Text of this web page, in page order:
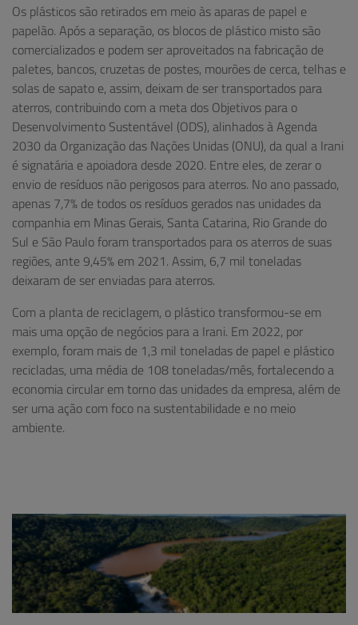
Os plásticos são retirados em meio às aparas de papel e
papelão. Após a separação, os blocos de plástico misto são
comercializados e podem ser aproveitados na fabricação de
paletes, bancos, cruzetas de postes, mourões de cerca, telhas e
solas de sapato e, assim, deixam de ser transportados para
aterros, contribuindo com a meta dos Objetivos para o
Desenvolvimento Sustentável (ODS), alinhados à Agenda
2030 da Organização das Nações Unidas (ONU), da qual a Irani
é signatária e apoiadora desde 2020. Entre eles, de zerar o
envio de resíduos não perigosos para aterros. No ano passado,
apenas 7,7% de todos os resíduos gerados nas unidades da
companhia em Minas Gerais, Santa Catarina, Rio Grande do
Sul e São Paulo foram transportados para os aterros de suas
regiões, ante 9,45% em 2021. Assim, 6,7 mil toneladas
deixaram de ser enviadas para aterros.
Com a planta de reciclagem, o plástico transformou-se em
mais uma opção de negócios para a Irani. Em 2022, por
exemplo, foram mais de 1,3 mil toneladas de papel e plástico
recicladas, uma média de 108 toneladas/mês, fortalecendo a
economia circular em torno das unidades da empresa, além de
ser uma ação com foco na sustentabilidade e no meio
ambiente.